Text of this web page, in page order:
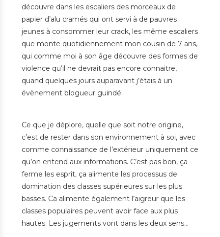
découvre dans les escaliers des morceaux de
papier d’alu cramés qui ont servi à de pauvres
jeunes à consommer leur crack, les même escaliers
que monte quotidiennement mon cousin de 7 ans,
qui comme moi à son âge découvre des formes de
violence qu’il ne devrait pas encore connaitre,
quand quelques jours auparavant j’étais à un
évènement blogueur guindé.
Ce que je déplore, quelle que soit notre origine,
c’est de rester dans son environnement à soi, avec
comme connaissance de l’extérieur uniquement ce
qu’on entend aux informations. C’est pas bon, ça
ferme les esprit, ça alimente les processus de
domination des classes supérieures sur les plus
basses. Ca alimente également l’aigreur que les
classes populaires peuvent avoir face aux plus
hautes. Les jugements vont dans les deux sens…